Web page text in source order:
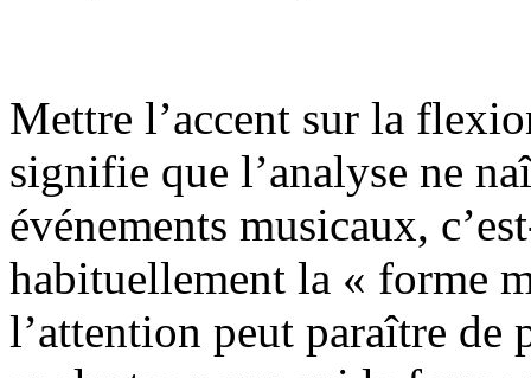
Mettre l’accent sur la
signifie que l’analyse ne
événements musicaux,
habituellement la « forme
l’attention peut paraître de